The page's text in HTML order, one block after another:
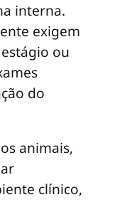
interna.
exigem
ou
do
animais,
clínico,